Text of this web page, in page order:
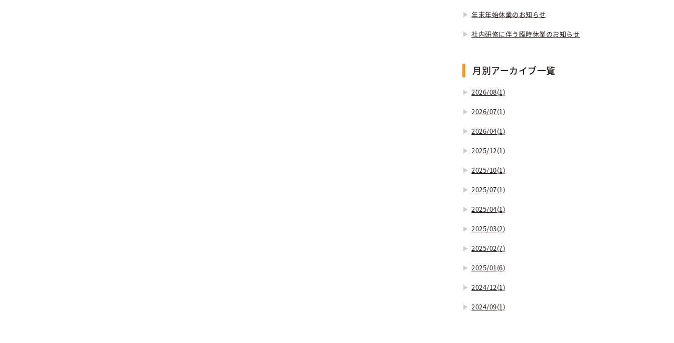
年末年始休業のお知らせ
社内研修に伴う臨時休業のお知らせ
月別アーカイブ一覧
2026/08(1)
2026/07(1)
2026/04(1)
2025/12(1)
2025/10(1)
2025/07(1)
2025/04(1)
2025/03(2)
2025/02(7)
2025/01(6)
2024/12(1)
2024/09(1)